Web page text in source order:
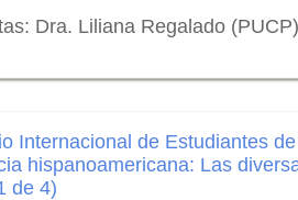
Dra. Liliana Regalado
Internacional de Estudiantes
hispanoamericana: Las
de 4)